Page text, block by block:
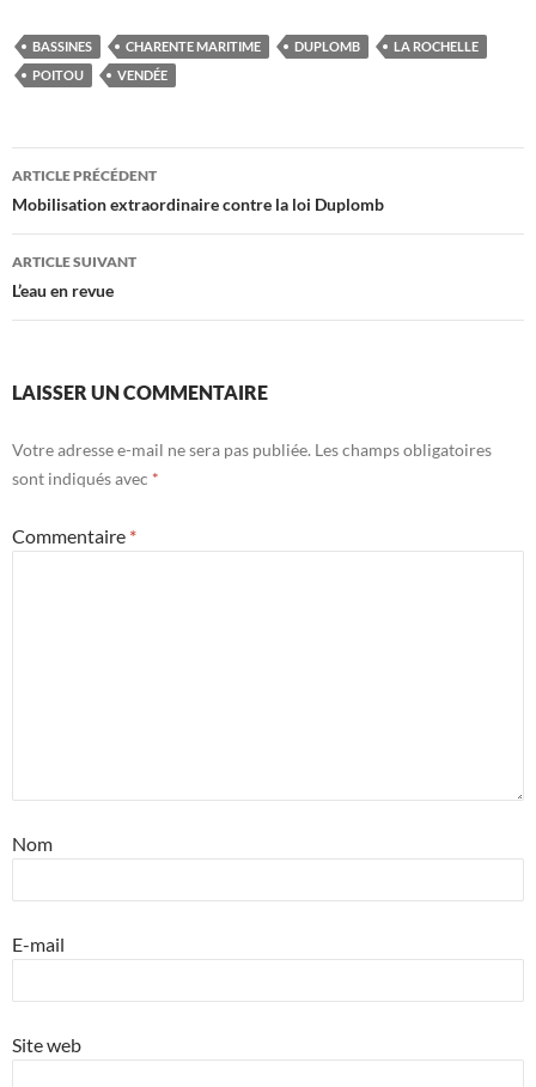
BASSINES CHARENTE MARITIME DUPLOMB
LA ROCHELLE
POITOU
VENDÉE
Navigation
des
articles
ARTICLE PRÉCÉDENT
Mobilisation extraordinaire contre la loi Duplomb
ARTICLE SUIVANT
L’eau en revue
LAISSER UN COMMENTAIRE
Votre adresse e-mail ne sera pas publiée. Les champs obligatoires
sont indiqués avec *
Commentaire *
Nom
E-mail
Site web